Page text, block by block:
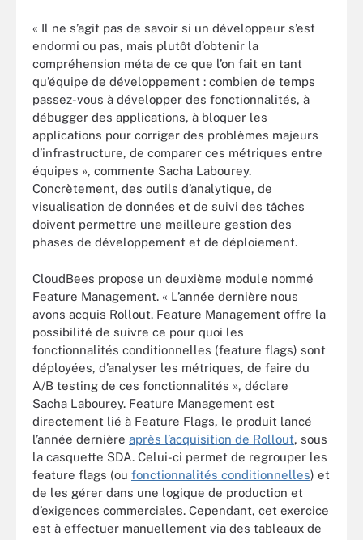
« Il ne s’agit pas de savoir si un développeur s’est
endormi ou pas, mais plutôt d’obtenir la
compréhension méta de ce que l’on fait en tant
qu’équipe de développement : combien de temps
passez-vous à développer des fonctionnalités, à
débugger des applications, à bloquer les
applications pour corriger des problèmes majeurs
d’infrastructure, de comparer ces métriques entre
équipes », commente Sacha Labourey.
Concrètement, des outils d’analytique, de
visualisation de données et de suivi des tâches
doivent permettre une meilleure gestion des
phases de développement et de déploiement.
CloudBees propose un deuxième module nommé
Feature Management. « L’année dernière nous
avons acquis Rollout. Feature Management offre la
possibilité de suivre ce pour quoi les
fonctionnalités conditionnelles (feature flags) sont
déployées, d’analyser les métriques, de faire du
A/B testing de ces fonctionnalités », déclare
Sacha Labourey. Feature Management est
directement lié à Feature Flags, le produit lancé
l’année dernière après l’acquisition de Rollout, sous
la casquette SDA. Celui-ci permet de regrouper les
feature flags (ou fonctionnalités conditionnelles) et
de les gérer dans une logique de production et
d’exigences commerciales. Cependant, cet exercice
est à effectuer manuellement via des tableaux de